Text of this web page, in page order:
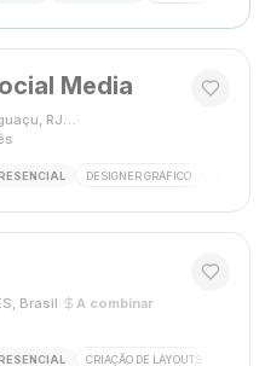
Media
Nova Iguaçu, RJ, Brasil
DESIGNER GRÁFICO
Brasil A combinar·
CRIAÇÃO DE LAYOUTS